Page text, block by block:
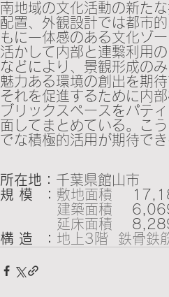
南地域の文化活動の新たな
配置、外観設計では都市
もに一体感のある文化ゾ
活かして内部と連繋利用
などにより、景観形成の
魅力ある環境の創出を期待
それを促進するために内
ブリックスペースをパテ
面してまとめている。こ
でな積極的活用が期待でき
所在地： 千葉県館山市
規 模  ： 敷地面積
建築面積
延床面積
構 造  ： 地上3階  鉄骨鉄